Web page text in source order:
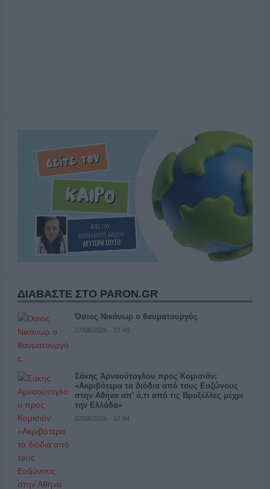
ΔΙΑΒΑΣΤΕ ΣΤΟ PARON.GR
Όσιος Νικάνωρ ο θαυματουργός
07/08/2026 - 07:46
Σάκης Αρναούτογλου προς Κομισιόν:
«Ακριβότερα τα διόδια από τους Ευζώνους
στην Αθήνα απ’ ό,τι από τις Βρυξέλλες μέχρι
την Ελλάδα»
07/08/2026 - 07:04